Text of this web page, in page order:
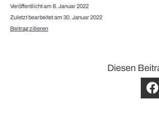
Veröffentlicht am 8. Januar 2022
Zuletzt bearbeitet am 30. Januar 2022
Beitrag zitieren
Diesen